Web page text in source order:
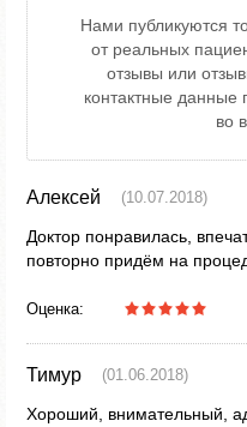
Нами публикуются
от реальных
отзывы или
контактные данные
во
Алексей (10.07.2018)
Доктор понравилась,
повторно придём на
Оценка:
Тимур (01.06.2018)
Хороший, внимательный,